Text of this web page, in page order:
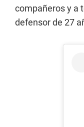
compañeros y a
defensor de 27